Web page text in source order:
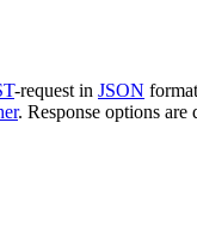
-request in JSON
. Response options